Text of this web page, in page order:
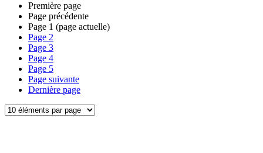
Première page
Page précédente
Page 1 (page actuelle)
Page 2
Page 3
Page 4
Page 5
Page suivante
Dernière page